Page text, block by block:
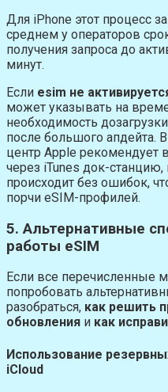
Для iPhone этот процесс
среднем у операторов
получения запроса до
минут.
Если esim не
может указывать на
необходимость
после большого апдейта.
центр Apple
через iTunes док-станцию,
происходит без ошибок,
порчи eSIM-профилей.
5. Альтернативные
работы eSIM
Если все перечисленные
попробовать
разобраться, как решить
обновления и как
Использование
iCloud